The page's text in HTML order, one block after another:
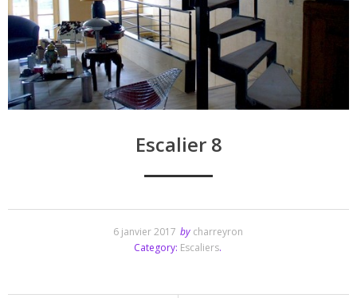
Escalier 8
6 janvier 2017 by charreyron
Category: Escaliers.